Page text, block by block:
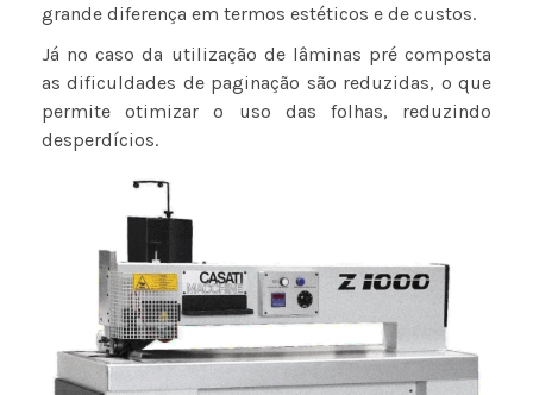
grande diferença em termos estéticos e de custos.
Já no caso da utilização de lâminas pré composta
as dificuldades de paginação são reduzidas, o que
permite otimizar o uso das folhas, reduzindo
desperdícios.